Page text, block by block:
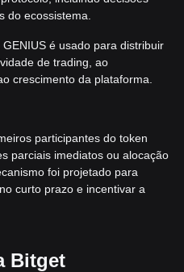
do ecossistema.
GENIUS é usado para distribuir
de trading, ao
crescimento da plataforma.
participantes do token
parciais imediatos ou alocação
foi projetado para
curto prazo e incentivar a
Bitget